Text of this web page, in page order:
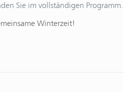
Sie im vollständigen Programm.
Winterzeit!